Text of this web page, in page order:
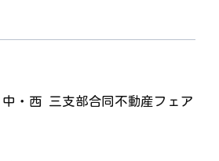
・西 三支部合同不動産フェア